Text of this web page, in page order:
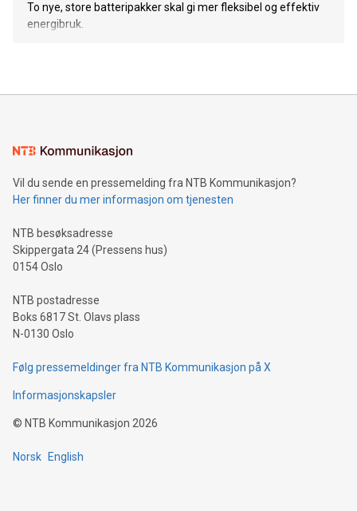
To nye, store batteripakker skal gi mer fleksibel og effektiv
energibruk.
Vil du sende en pressemelding fra NTB Kommunikasjon?
Her finner du mer informasjon om tjenesten
NTB besøksadresse
Skippergata 24 (Pressens hus)
0154 Oslo
NTB postadresse
Boks 6817 St. Olavs plass
N-0130 Oslo
Følg pressemeldinger fra NTB Kommunikasjon på X
Informasjonskapsler
© NTB Kommunikasjon 2026
Norsk English